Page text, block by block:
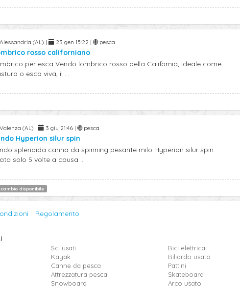
Alessandria (AL) | 23 gen 15:22 | pesca
rosso californiano
per esca Vendo lombrico rosso della California, ideale come
o esca viva, il ...
Valenza (AL) | 3 giu 21:46 | pesca
Hyperion silur spin
splendida canna da spinning pesante milo Hyperion silur spin
solo 5 volte a causa ...
disponibile
Regolamento
Sci usati
Kayak
Canne da pesca
Attrezzatura pesca
Snowboard
Bici elettrica
Biliardo usato
Pattini
Skateboard
Arco usato